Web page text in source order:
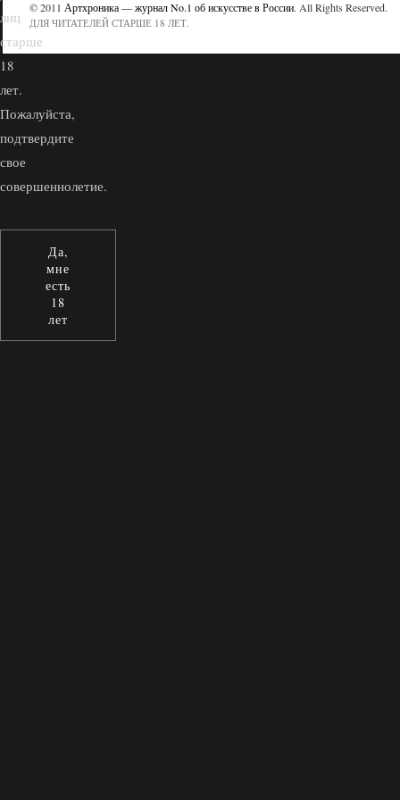
© 2011 Артхроника — журнал No.1 об искусстве в России. All Rights Reserved.
ДЛЯ ЧИТАТЕЛЕЙ СТАРШЕ 18 ЛЕТ.
лиц
старше
18
лет.
Пожалуйста,
подтвердите
свое
совершеннолетие.
Да,
мне
есть
18
лет